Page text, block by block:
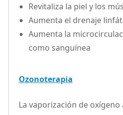
Revitaliza la piel y los
Aumenta el drenaje
Aumenta la
como sanguínea
Ozonoterapia
La vaporización de